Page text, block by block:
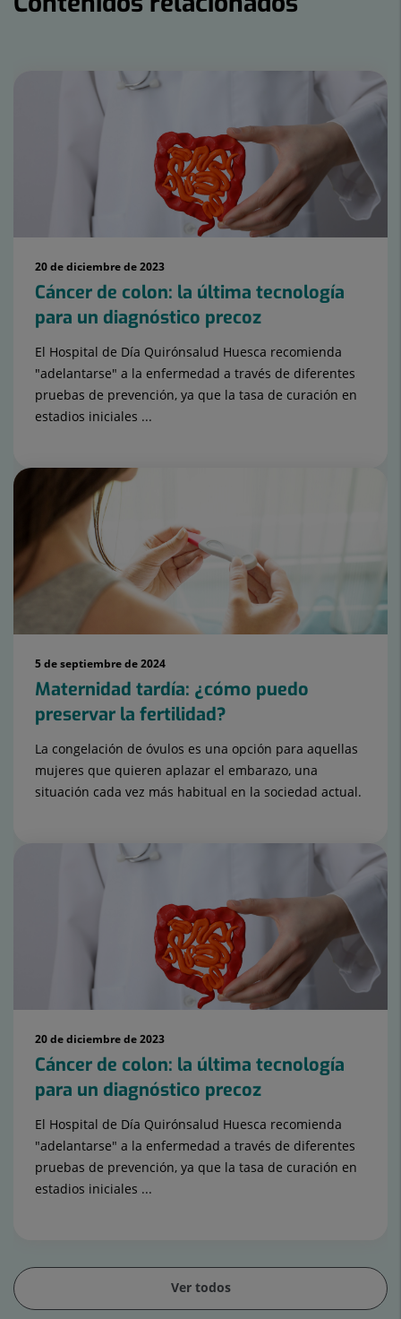
20 de diciembre de 2023
Cáncer de colon: la última tecnología
para un diagnóstico precoz
El Hospital de Día Quirónsalud Huesca recomienda
"adelantarse" a la enfermedad a través de diferentes
pruebas de prevención, ya que la tasa de curación en
estadios iniciales ...
5 de septiembre de 2024
Maternidad tardía: ¿cómo puedo
preservar la fertilidad?
La congelación de óvulos es una opción para aquellas
mujeres que quieren aplazar el embarazo, una
situación cada vez más habitual en la sociedad actual.
20 de diciembre de 2023
Cáncer de colon: la última tecnología
para un diagnóstico precoz
El Hospital de Día Quirónsalud Huesca recomienda
"adelantarse" a la enfermedad a través de diferentes
pruebas de prevención, ya que la tasa de curación en
estadios iniciales ...
Ver todos